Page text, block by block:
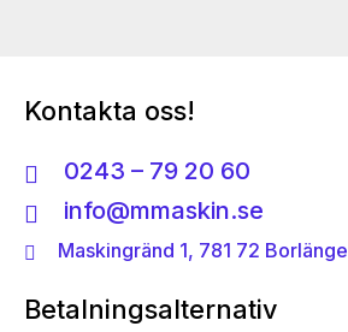
Kontakta oss!
0243 – 79 20 60
info@mmaskin.se
Maskingränd 1, 781 72 Borlänge
Betalningsalternativ